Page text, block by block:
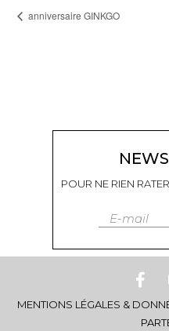
anniversaire GINKGO
POUR NE RIEN
E-mail
MENTIONS LÉGALES &